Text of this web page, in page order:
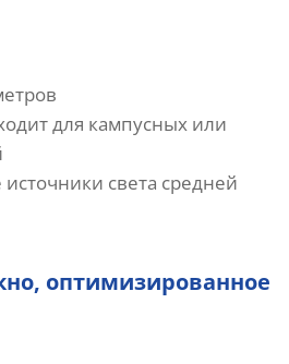
для кампусных или
света средней
оптимизированное